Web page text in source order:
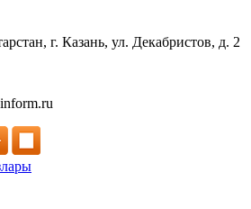
г. Казань, ул. Декабристов, д. 2